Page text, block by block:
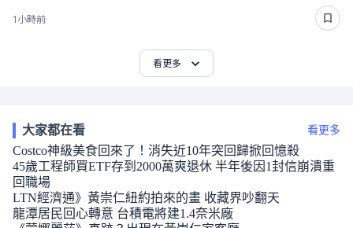
1小時前
看更多
大家都在看 看更多
Costco神級美食回來了！消失近10年突回歸掀回憶殺
45歲工程師買ETF存到2000萬爽退休 半年後因1封信崩潰重
回職場
LTN經濟通》黃崇仁紐約拍來的畫 收藏界吵翻天
龍潭居民回心轉意 台積電將建1.4奈米廠